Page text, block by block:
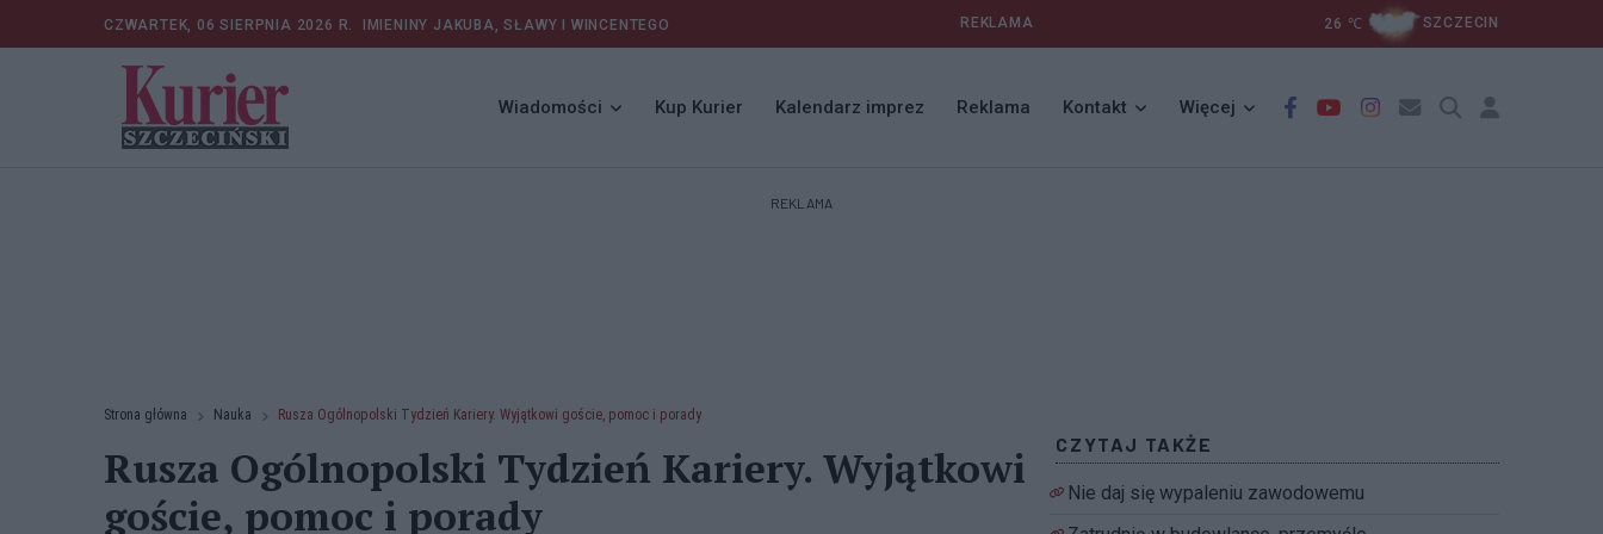
CZWARTEK, 06 SIERPNIA 2026 R. IMIENINY JAKUBA, SŁAWY I WINCENTEGO REKLAMA 26 ℃ SZCZECIN
Wiadomości Kup Kurier Kalendarz imprez Reklama Kontakt Więcej
REKLAMA
Strona główna Nauka Rusza Ogólnopolski Tydzień Kariery. Wyjątkowi goście, pomoc i porady
Rusza Ogólnopolski Tydzień Kariery. Wyjątkowi
goście, pomoc i porady
CZYTAJ TAKŻE
Nie daj się wypaleniu zawodowemu